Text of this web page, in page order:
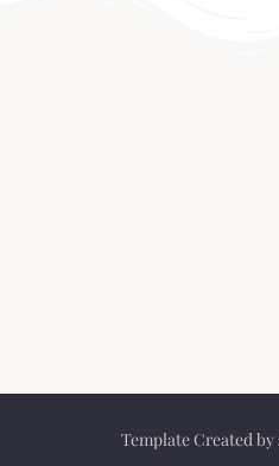
Template Created by